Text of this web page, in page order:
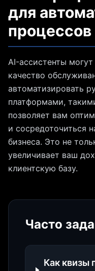
для
процессов
AI-ассистенты
качество
автоматизировать
платформами,
позволяет вам
и сосредоточиться
бизнеса. Это не
увеличивает ваш
клиентскую базу.
Часто
Как квизы